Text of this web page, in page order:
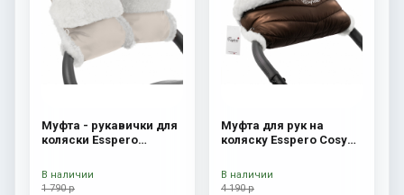
Муфта - рукавички для
коляски Esspero
шерсть) Beige
1 790 р
В наличии
Муфта для рук на
коляску Esspero Cosy
4 190 р
В наличии